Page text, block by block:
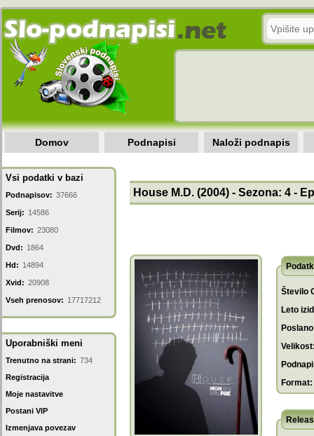
Domov Podnapisi Naloži podnapis
Vsi podatki v bazi
Podnapisov: 37666
Serij: 14586
Filmov: 23080
Dvd: 1864
Hd: 14894
Xvid: 20908
Vseh prenosov: 17717212
Uporabniški meni
Trenutno na strani: 734
Registracija
Moje nastavitve
Postani VIP
Izmenjava povezav
House M.D. (2004) - Sezona: 4 -
Število
Leto
Format: